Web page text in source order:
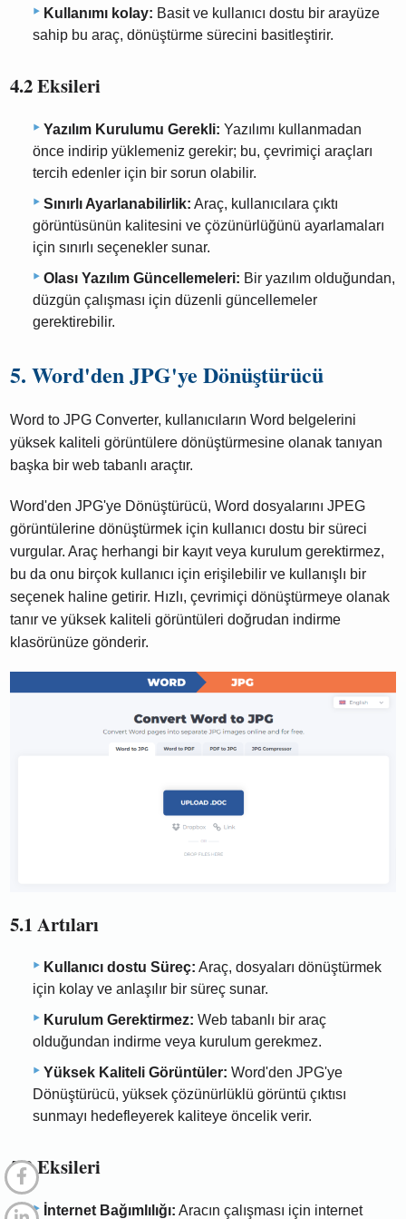
Kullanımı kolay: Basit ve kullanıcı dostu bir arayüze
sahip bu araç, dönüştürme sürecini basitleştirir.
4.2 Eksileri
Yazılım Kurulumu Gerekli: Yazılımı kullanmadan
önce indirip yüklemeniz gerekir; bu, çevrimiçi araçları
tercih edenler için bir sorun olabilir.
Sınırlı Ayarlanabilirlik: Araç, kullanıcılara çıktı
görüntüsünün kalitesini ve çözünürlüğünü ayarlamaları
için sınırlı seçenekler sunar.
Olası Yazılım Güncellemeleri: Bir yazılım olduğundan,
düzgün çalışması için düzenli güncellemeler
gerektirebilir.
5. Word'den JPG'ye Dönüştürücü
Word to JPG Converter, kullanıcıların Word belgelerini
yüksek kaliteli görüntülere dönüştürmesine olanak tanıyan
başka bir web tabanlı araçtır.
Word'den JPG'ye Dönüştürücü, Word dosyalarını JPEG
görüntülerine dönüştürmek için kullanıcı dostu bir süreci
vurgular. Araç herhangi bir kayıt veya kurulum gerektirmez,
bu da onu birçok kullanıcı için erişilebilir ve kullanışlı bir
seçenek haline getirir. Hızlı, çevrimiçi dönüştürmeye olanak
tanır ve yüksek kaliteli görüntüleri doğrudan indirme
klasörünüze gönderir.
5.1 Artıları
Kullanıcı dostu Süreç: Araç, dosyaları dönüştürmek
için kolay ve anlaşılır bir süreç sunar.
Kurulum Gerektirmez: Web tabanlı bir araç
olduğundan indirme veya kurulum gerekmez.
Yüksek Kaliteli Görüntüler: Word'den JPG'ye
Dönüştürücü, yüksek çözünürlüklü görüntü çıktısı
sunmayı hedefleyerek kaliteye öncelik verir.
5.2 Eksileri
İnternet Bağımlılığı: Aracın çalışması için internet